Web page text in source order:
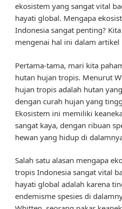
ekosistem yang sangat vital
hayati global. Mengapa
Indonesia sangat penting?
mengenai hal ini dalam artikel
Pertama-tama, mari kita
hutan hujan tropis. Menurut
hujan tropis adalah hutan
dengan curah hujan yang
Ekosistem ini memiliki
sangat kaya, dengan ribuan
hewan yang hidup di
Salah satu alasan mengapa
tropis Indonesia sangat vital
hayati global adalah karena
endemisme spesies di